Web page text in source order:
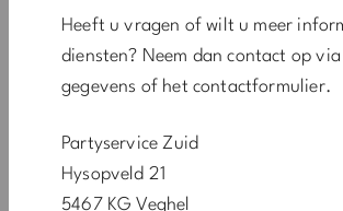
Heeft u vragen of wilt u meer
diensten? Neem dan contact op
gegevens of het contactformulier.
Partyservice Zuid
Hysopveld 21
5467 KG Veghel